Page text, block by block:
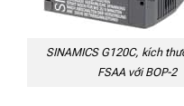
SINAMICS G120C, kích
FSAA với BOP-2